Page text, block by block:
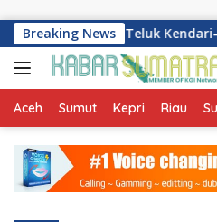
Breaking News
Gratis! KRI Teluk Kendari-
Aceh Sumut Kepri Riau